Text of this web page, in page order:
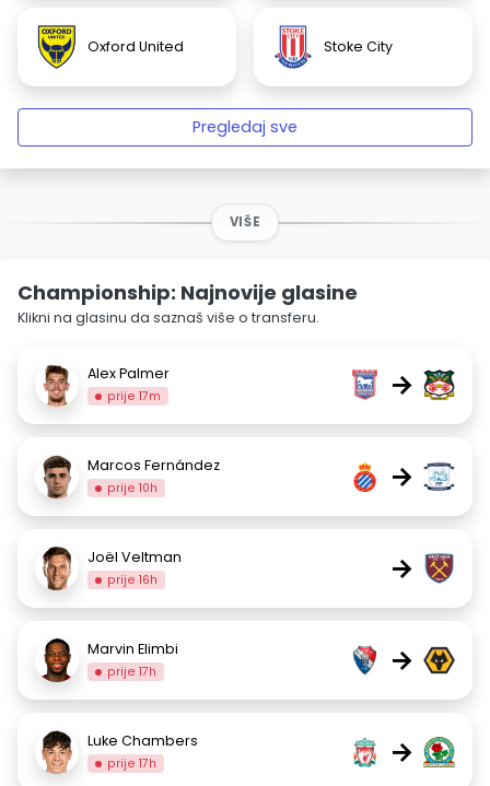
Oxford United Stoke City
Pregledaj sve
VIŠE
Championship: Najnovije glasine
Klikni na glasinu da saznaš više o transferu.
Alex Palmer
prije 17m →
Marcos Fernández
prije 10h →
Joël Veltman
prije 16h →
Marvin Elimbi
prije 17h →
Luke Chambers
prije 17h →